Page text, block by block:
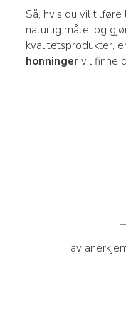
Så, hvis du vil
naturlig måte, og
kvalitetsprodukter,
honningervil finne
av